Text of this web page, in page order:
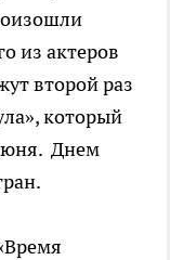
из актеров
второй раз
который
Днем